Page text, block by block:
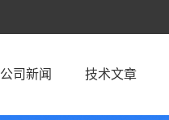
公司新闻 技术文章